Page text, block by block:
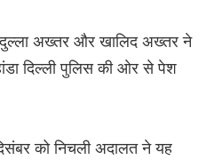
अख्तर और खालिद अख्तर ने
दिल्ली पुलिस की ओर से पेश
को निचली अदालत ने यह